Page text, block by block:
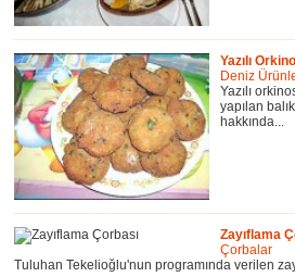
Yazılı
Deniz
Yazılı
yapılan
hakkında...
Zayıflama
Çorbalar
Tuluhan Tekelioğlu'nun programında verilen